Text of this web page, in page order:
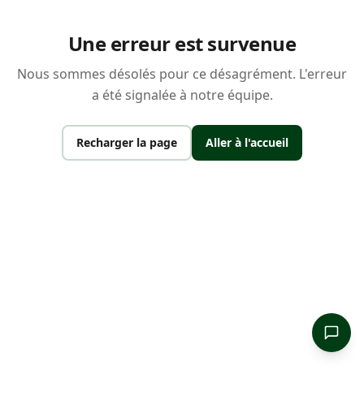
Une erreur est survenue
Nous sommes désolés pour ce désagrément. L'erreur
a été signalée à notre équipe.
Recharger la page Aller à l'accueil